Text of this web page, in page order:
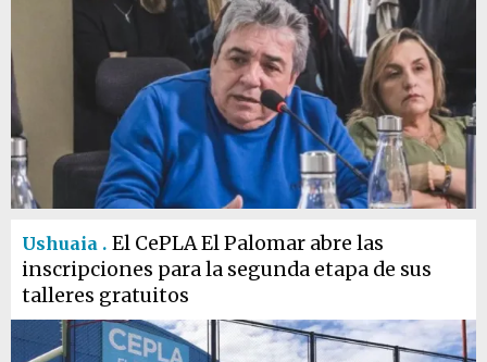
Ushuaia . El CePLA El Palomar abre las
inscripciones para la segunda etapa de sus
talleres gratuitos